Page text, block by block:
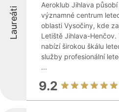
Laureáti
Aeroklub Jihlava
významné centrum
oblasti Vysočiny, kde
Letiště Jihlava-
nabízí širokou škálu
služby profesionální
...
9.2